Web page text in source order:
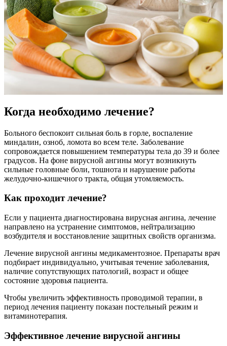
Когда необходимо лечение?
Больного беспокоит сильная боль в горле, воспаление
миндалин, озноб, ломота во всем теле. Заболевание
сопровождается повышением температуры тела до 39 и более
градусов. На фоне вирусной ангины могут возникнуть
сильные головные боли, тошнота и нарушение работы
желудочно-кишечного тракта, общая утомляемость.
Как проходит лечение?
Если у пациента диагностирована вирусная ангина, лечение
направлено на устранение симптомов, нейтрализацию
возбудителя и восстановление защитных свойств организма.
Лечение вирусной ангины медикаментозное. Препараты врач
подбирает индивидуально, учитывая течение заболевания,
наличие сопутствующих патологий, возраст и общее
состояние здоровья пациента.
Чтобы увеличить эффективность проводимой терапии, в
период лечения пациенту показан постельный режим и
витаминотерапия.
Эффективное лечение вирусной ангины